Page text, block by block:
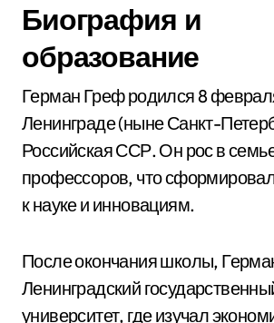
Биография и
образование
Герман Греф родился 8
Ленинграде (ныне Санкт-
Российская ССР. Он рос в
профессоров, что
к науке и инновациям.
После окончания школы,
Ленинградский
университет, где изучал